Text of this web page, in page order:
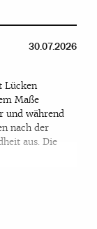
30.07.2026
Lücken
Maße
und während
nach der
aus. Die